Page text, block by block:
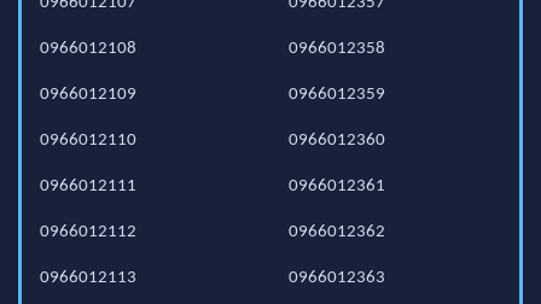
0966012108
0966012109
0966012110
0966012111
0966012112
0966012113
0966012358
0966012359
0966012360
0966012361
0966012362
0966012363